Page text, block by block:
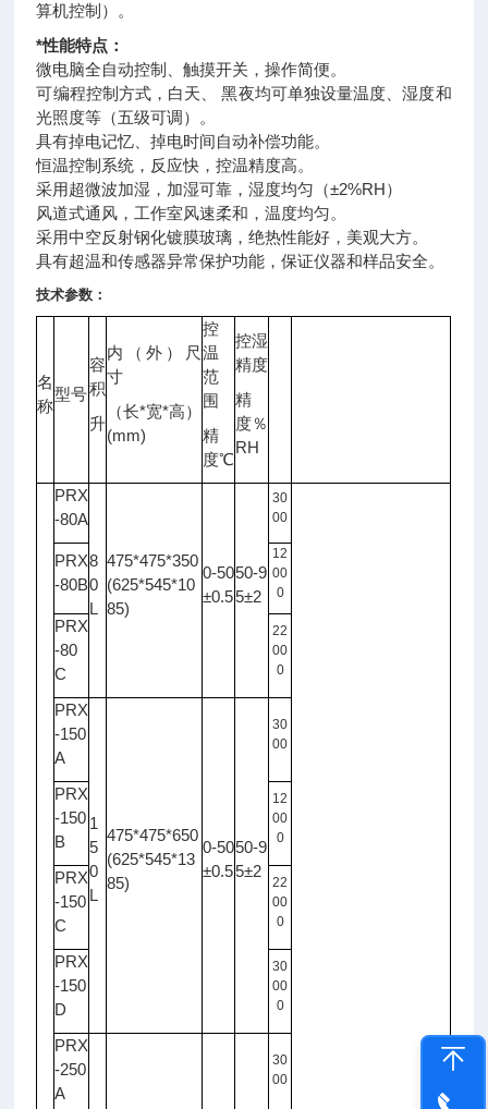
算机控制）。
*性能特点：
微电脑全自动控制、触摸开关，操作简便。
可编程控制方式，白天、 黑夜均可单独设量温度、湿度和
光照度等（五级可调）。
具有掉电记忆、掉电时间自动补偿功能。
恒温控制系统，反应快，控温精度高。
采用超微波加湿，加湿可靠，湿度均匀（±2%RH）
风道式通风，工作室风速柔和，温度均匀。
采用中空反射钢化镀膜玻璃，绝热性能好，美观大方。
具有超温和传感器异常保护功能，保证仪器和样品安全。
技术参数：
名
称
型号
容
积
升
内（外）尺
寸
（长*宽*高）
(mm)
控
温
范
围
精
度℃
控湿
精度
精
度％
RH
PRX
-80A
8
0
L
475*475*350
(625*545*10
85)
0-50
±0.5
50-9
5±2
30
00
PRX
-80B
12
00
0
PRX
-80
C
22
00
0
PRX
-150
A
1
5
0
L
475*475*650
(625*545*13
85)
0-50
±0.5
50-9
5±2
30
00
PRX
-150
B
12
00
0
PRX
-150
C
22
00
0
PRX
-150
D
30
00
0
PRX
-250
A
30
00